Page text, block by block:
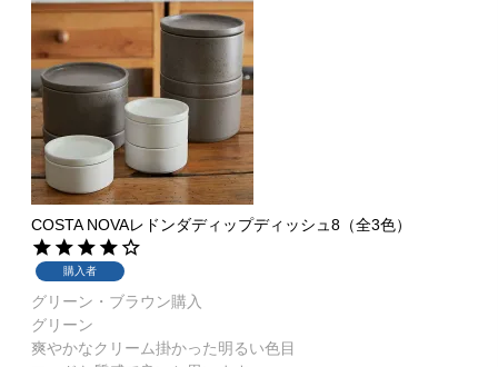
COSTA NOVAレドンダディップディッシュ8（全3色）
購入者
グリーン・ブラウン購入
グリーン
爽やかなクリーム掛かった明るい色目